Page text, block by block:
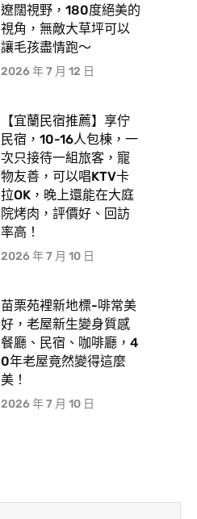
遼闊視野，180度絕美的
視角，無敵大草坪可以
讓毛孩盡情跑〜
2026 年 7 月 12 日
【宜蘭民宿推薦】享佇
民宿，10-16人包棟，一
次只接待一組旅客，寵
物友善，可以唱KTV卡
拉OK，晚上還能在大庭
院烤肉，評價好、回訪
率高！
2026 年 7 月 10 日
苗栗苑裡新地標-啡常美
好，老屋新生變身質感
餐廳、民宿、咖啡廳，4
0年老屋竟然變得這麼
美！
2026 年 7 月 10 日